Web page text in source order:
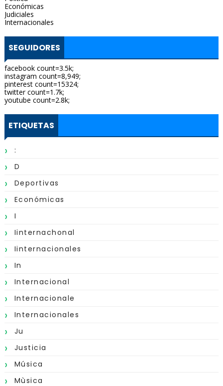
Económicas
Judiciales
Internacionales
SEGUIDORES
facebook count=3.5k;
instagram count=8,949;
pinterest count=15324;
twitter count=1.7k;
youtube count=2.8k;
ETIQUETAS
:
D
Deportivas
Económicas
I
Iinternachonal
Iinternacionales
In
Internacional
Internacionale
Internacionales
Ju
Justicia
Música
Mùsica